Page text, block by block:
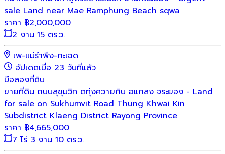
sale Land near Mae Ramphung Beach sqwa
ราคา ฿2,000,000
2 งาน 15 ตร.ว.
เพ-แม่รำพึง-กะเฉด
อัปเดตเมื่อ 23 วันที่แล้ว
มือสองที่ดิน
ขายที่ดิน ถนนสุขุมวิท ตทุ่งควายกิน อแกลง จระยอง - Land
for sale on Sukhumvit Road Thung Khwai Kin
Subdistrict Klaeng District Rayong Province
ราคา ฿4,665,000
7 ไร่ 3 งาน 10 ตร.ว.